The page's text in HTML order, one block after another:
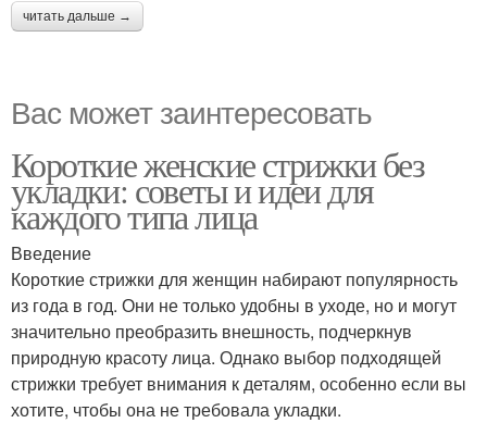
читать дальше →
Вас может заинтересовать
Короткие женские стрижки без
укладки: советы и идеи для
каждого типа лица
Введение
Короткие стрижки для женщин набирают популярность
из года в год. Они не только удобны в уходе, но и могут
значительно преобразить внешность, подчеркнув
природную красоту лица. Однако выбор подходящей
стрижки требует внимания к деталям, особенно если вы
хотите, чтобы она не требовала укладки.